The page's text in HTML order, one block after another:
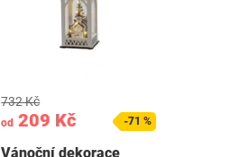
od 209 Kč
732 Kč
-71 %
Vánoční dekorace